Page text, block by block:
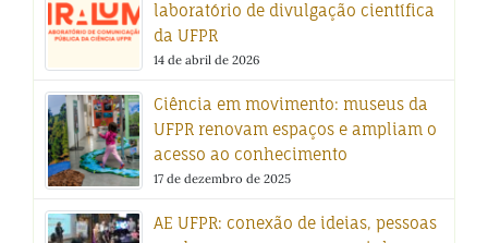
laboratório de divulgação científica
da UFPR
14 de abril de 2026
Ciência em movimento: museus da
UFPR renovam espaços e ampliam o
acesso ao conhecimento
17 de dezembro de 2025
AE UFPR: conexão de ideias, pessoas